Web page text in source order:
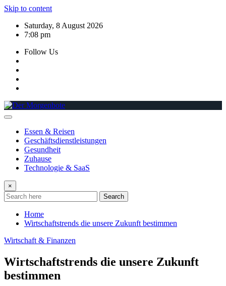
Skip to content
Saturday, 8 August 2026
7:08 pm
Follow Us
Essen & Reisen
Geschäftsdienstleistungen
Gesundheit
Zuhause
Technologie & SaaS
×
Search
Home
Wirtschaftstrends die unsere Zukunft bestimmen
Wirtschaft & Finanzen
Wirtschaftstrends die unsere Zukunft
bestimmen